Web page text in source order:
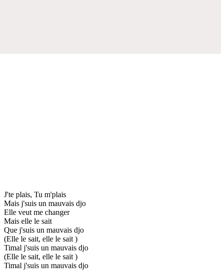
J'te plais, Tu m'plais
Mais j'suis un mauvais djo
Elle veut me changer
Mais elle le sait
Que j'suis un mauvais djo
(Elle le sait, elle le sait )
Timal j'suis un mauvais djo
(Elle le sait, elle le sait )
Timal j'suis un mauvais djo